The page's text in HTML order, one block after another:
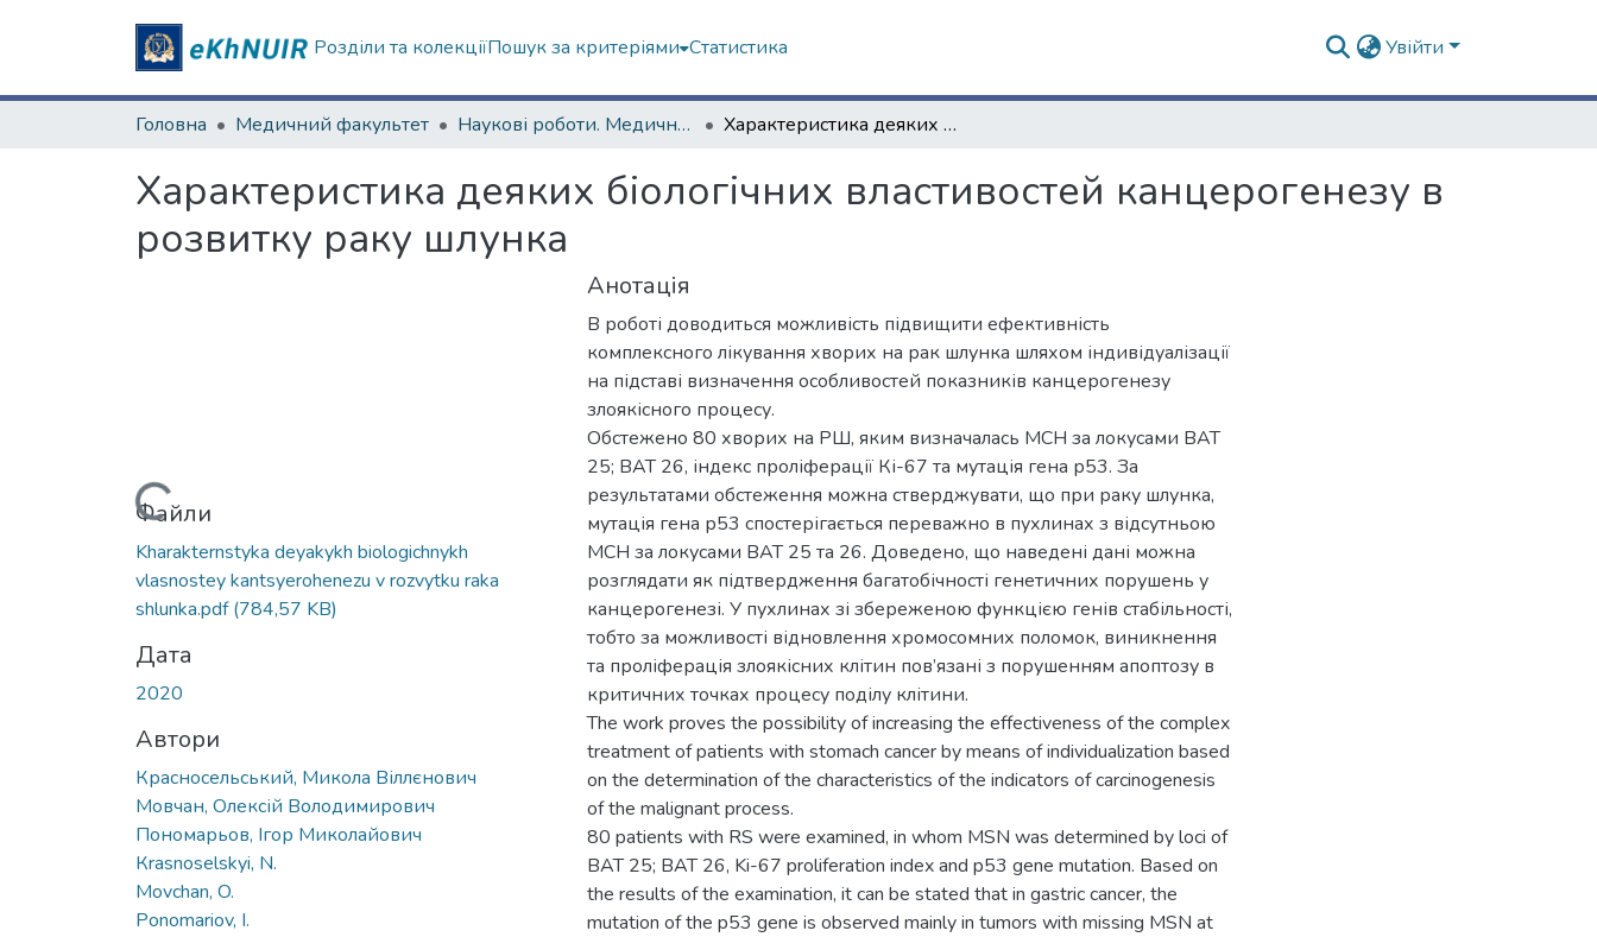
Розділи та колекціїПошук за критеріями Статистика Увійти
Головна Медичний факультет Наукові роботи. Медичний факультет Характеристика деяких біологічних властивостей канцерогенезу в розвитку раку шлунка
Характеристика деяких біологічних властивостей канцерогенезу в
розвитку раку шлунка
Вантажиться...Файли
Kharakternstyka deyakykh biologichnykh
vlasnostey kantsyerohenezu v rozvytku raka
shlunka.pdf(784,57 KB)
Дата
2020
Автори
Красносельський, Микола Віллєнович
Мовчан, Олексій Володимирович
Пономарьов, Ігор Миколайович
Кrasnoselskyi, N.
Movchan, O.
Ponomariov, I.
Анотація
В роботі доводиться можливість підвищити ефективність
комплексного лікування хворих на рак шлунка шляхом індивідуалізації
на підставі визначення особливостей показників канцерогенезу
злоякісного процесу.
Обстежено 80 хворих на РШ, яким визначалась МСН за локусами ВАТ
25; ВАТ 26, індекс проліферації Кі-67 та мутація гена р53. За
результатами обстеження можна стверджувати, що при раку шлунка,
мутація гена р53 спостерігається переважно в пухлинах з відсутньою
МСН за локусами ВАТ 25 та 26. Доведено, що наведені дані можна
розглядати як підтвердження багатобічності генетичних порушень у
канцерогенезі. У пухлинах зі збереженою функцією генів стабільності,
тобто за можливості відновлення хромосомних поломок, виникнення
та проліферація злоякісних клітин пов’язані з порушенням апоптозу в
критичних точках процесу поділу клітини.
The work proves the possibility of increasing the effectiveness of the complex
treatment of patients with stomach cancer by means of individualization based
on the determination of the characteristics of the indicators of carcinogenesis
of the malignant process.
80 patients with RS were examined, in whom MSN was determined by loci of
BAT 25; BAT 26, Ki-67 proliferation index and p53 gene mutation. Based on
the results of the examination, it can be stated that in gastric cancer, the
mutation of the p53 gene is observed mainly in tumors with missing MSN at